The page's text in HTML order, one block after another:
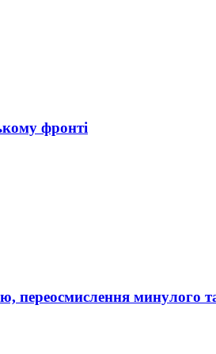
фронті
переосмислення минулого